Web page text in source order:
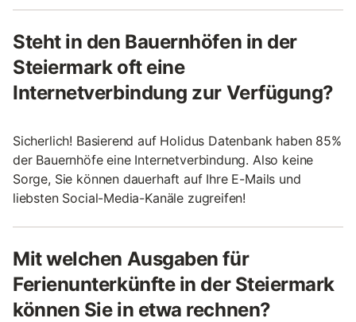
Steht in den Bauernhöfen in der
Steiermark oft eine
Internetverbindung zur Verfügung?
Sicherlich! Basierend auf Holidus Datenbank haben 85%
der Bauernhöfe eine Internetverbindung. Also keine
Sorge, Sie können dauerhaft auf Ihre E-Mails und
liebsten Social-Media-Kanäle zugreifen!
Mit welchen Ausgaben für
Ferienunterkünfte in der Steiermark
können Sie in etwa rechnen?